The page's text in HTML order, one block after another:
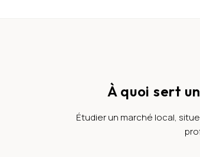
À quoi sert
Étudier un marché local,